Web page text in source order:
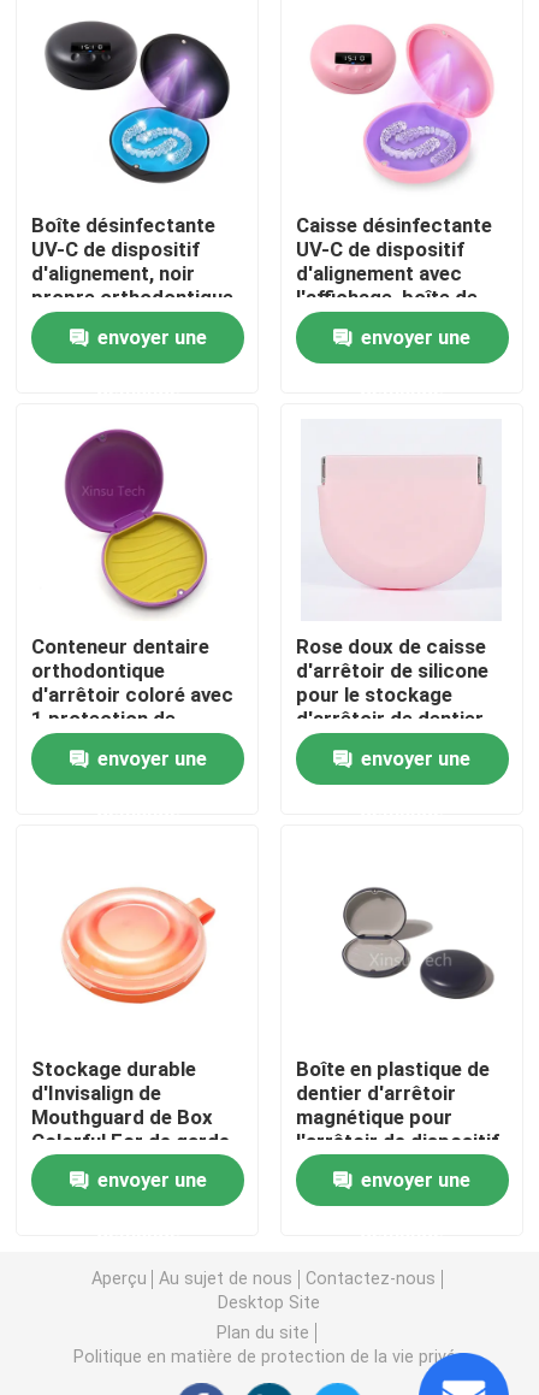
Produits
Au sujet de nous
Contrôle de qualité
Contactez-nous
Demandez une citation
Boîte dentaire de couronne
Boîte dentaire d'arrêtoir
Caisse de dispositif d'alignement avec le miroir
Dispositif d'alignement dentaire Chewies
Solvant orthodontique de dispositif d'alignement
Articulateurs dentaires de laboratoire
Kit orthodontique de soin
Boîte désinfectante
UV-C de dispositif
d'alignement, noir
propre orthodontique
de cas
envoyer une
Caisse désinfectante
UV-C de dispositif
d'alignement avec
l'affichage, boîte de
dentier de lumière UV
mince envoyer une
Conteneur dentaire
orthodontique
d'arrêtoir coloré avec
1 protection de
silicone
envoyer une
Rose doux de caisse
d'arrêtoir de silicone
pour le stockage
d'arrêtoir de dentier
d'Invisalign
envoyer une
Stockage durable
d'Invisalign de
Mouthguard de Box
Colorful For de garde
de bouche
envoyer une
Boîte en plastique de
dentier d'arrêtoir
magnétique pour
l'arrêtoir de dispositif
d'alignement
d'Invisalignenvoyer une
Aperçu Au sujet de nous
Contactez-nous
Desktop Site
Plan du site
Politique en matière de protection de la vie privée